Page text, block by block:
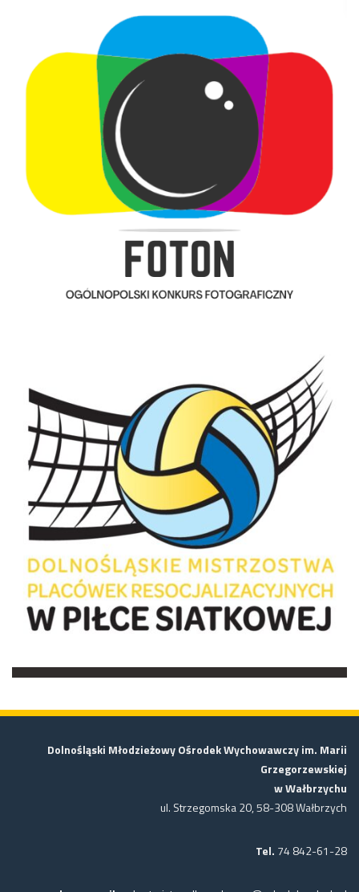
Dolnośląski Młodzieżowy Ośrodek Wychowawczy im. Marii
Grzegorzewskiej
w Wałbrzychu
ul. Strzegomska 20, 58-308 Wałbrzych
Tel. 74 842-61-28